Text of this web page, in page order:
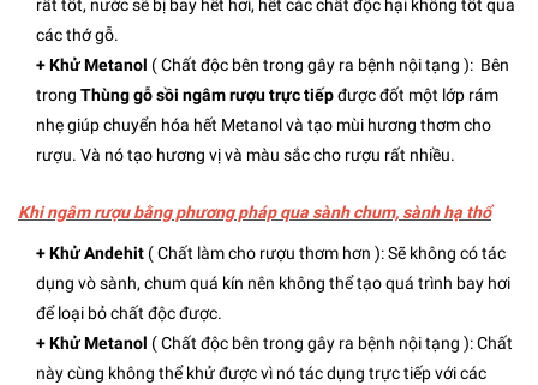
rất tốt, nước sẽ bị bay hết hơi, hết các chất độc hại không tốt qua
các thớ gỗ.
+ Khử Metanol ( Chất độc bên trong gây ra bệnh nội tạng ): Bên
trong Thùng gỗ sồi ngâm rượu trực tiếpđược đốt một lớp rám
nhẹ giúp chuyển hóa hết Metanol và tạo mùi hương thơm cho
rượu. Và nó tạo hương vị và màu sắc cho rượu rất nhiều.
Khi ngâm rượu bằng phương pháp qua sành chum, sành hạ thổ
+ Khử Andehit ( Chất làm cho rượu thơm hơn ): Sẽ không có tác
dụng vò sành, chum quá kín nên không thể tạo quá trình bay hơi
để loại bỏ chất độc được.
+ Khử Metanol ( Chất độc bên trong gây ra bệnh nội tạng ): Chất
này cùng không thể khử được vì nó tác dụng trực tiếp với các